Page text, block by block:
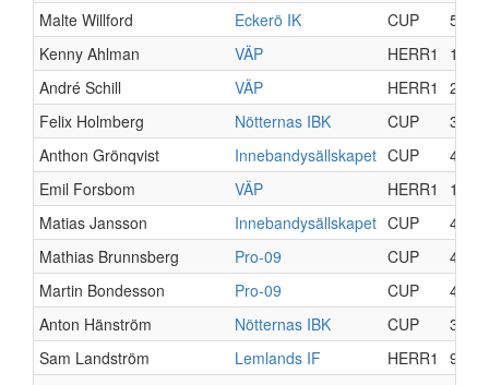
Malte Willford
Eckerö IK CUP 5
Kenny Ahlman
VÄP HERR1 14
André Schill
VÄP HERR1 2
Felix Holmberg
Nötternas IBK CUP 3
Anthon Grönqvist
Innebandysällskapet CUP 4
Emil Forsbom
VÄP HERR1 15
Matias Jansson
Innebandysällskapet CUP 4
Mathias Brunnsberg
Pro-09 CUP 4
Martin Bondesson
Pro-09 CUP 4
Anton Hänström
Nötternas IBK CUP 3
Sam Landström
Lemlands IF HERR1 9